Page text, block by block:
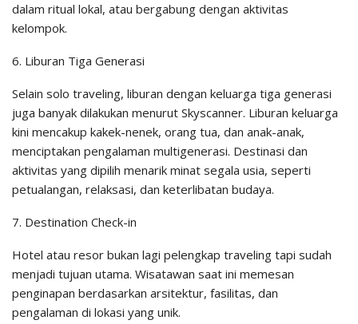
dalam ritual lokal, atau bergabung dengan aktivitas
kelompok.
6. Liburan Tiga Generasi
Selain solo traveling, liburan dengan keluarga tiga generasi
juga banyak dilakukan menurut Skyscanner. Liburan keluarga
kini mencakup kakek-nenek, orang tua, dan anak-anak,
menciptakan pengalaman multigenerasi. Destinasi dan
aktivitas yang dipilih menarik minat segala usia, seperti
petualangan, relaksasi, dan keterlibatan budaya.
7. Destination Check-in
Hotel atau resor bukan lagi pelengkap traveling tapi sudah
menjadi tujuan utama. Wisatawan saat ini memesan
penginapan berdasarkan arsitektur, fasilitas, dan
pengalaman di lokasi yang unik.